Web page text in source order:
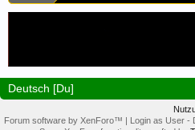
Deutsch [Du]
Forum software by XenForo™ | Login as User -